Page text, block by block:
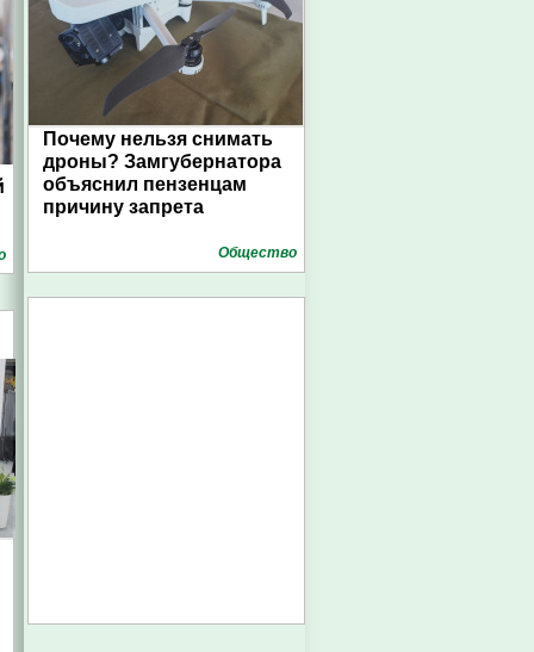
Почему нельзя снимать
дроны? Замгубернатора
объяснил пензенцам
причину запрета
Общество